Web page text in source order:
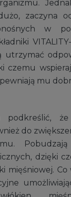
zaczyna
w
utrzymać
czemu
mu
że
do
dzięki
mięśniowej. Co